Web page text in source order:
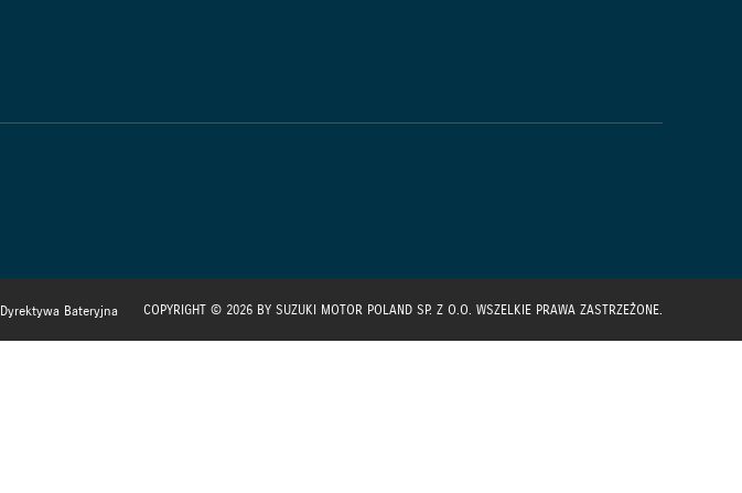
Dyrektywa Bateryjna COPYRIGHT © 2026 BY SUZUKI MOTOR POLAND SP. Z O.O. WSZELKIE PRAWA ZASTRZEŻONE.